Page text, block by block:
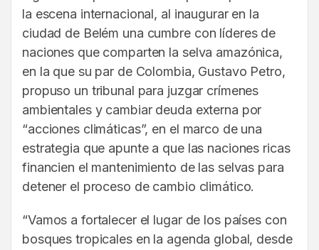
la escena internacional, al inaugurar en la
ciudad de Belém una cumbre con líderes de
naciones que comparten la selva amazónica,
en la que su par de Colombia, Gustavo Petro,
propuso un tribunal para juzgar crímenes
ambientales y cambiar deuda externa por
“acciones climáticas”, en el marco de una
estrategia que apunte a que las naciones ricas
financien el mantenimiento de las selvas para
detener el proceso de cambio climático.
“Vamos a fortalecer el lugar de los países con
bosques tropicales en la agenda global, desde